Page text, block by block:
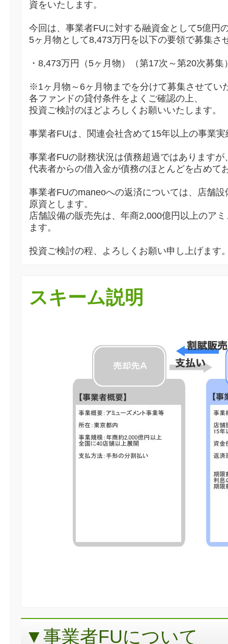
資をいたします。
今回は、事業者FUに対する融資金として5億円
5ヶ月物として8,473万円を以下の要領で募集さ
・8,473万円（5ヶ月物）（第17次～第20次募集
※1ヶ月物～6ヶ月物までを分けて募集させてい
各ファンドの貸付条件をよくご確認の上、
投資ご検討のほどよろしくお願いいたします。
事業者FUは、関連会社含めて15年以上の事業
事業者FUの財務状況は債務超過ではありますが
代表者からの借入金が債務のほとんどを占めて
事業者FUのmaneoへの返済については、店舗
原資とします。
店舗設備の販売先は、年商2,000億円以上のア
ます。
投資ご検討の程、よろしくお願い申し上げます
スキーム説明
▼事業者FUについて